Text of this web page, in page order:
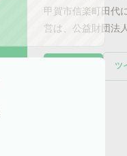
甲賀市信楽町田代
営は、公益財団法
ツ